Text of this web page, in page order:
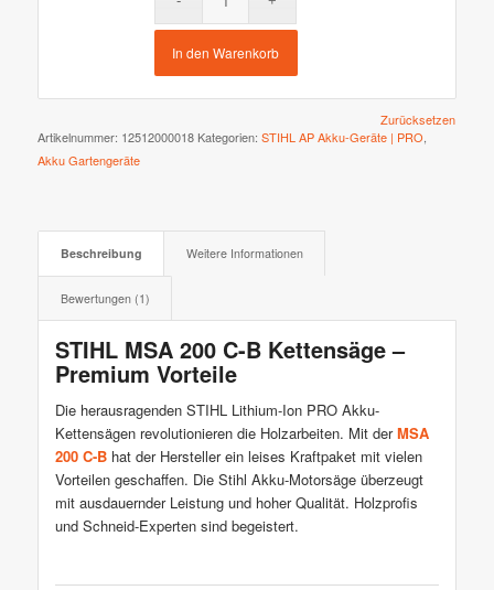
Zurücksetzen
In den Warenkorb
Artikelnummer: 12512000018 Kategorien: STIHL AP Akku-Geräte | PRO
Akku Gartengeräte
Beschreibung Weitere Informationen
Bewertungen (1)
STIHL MSA 200 C-B Kettensäge –
Premium Vorteile
Die herausragenden STIHL Lithium-Ion PRO Akku-
Kettensägen revolutionieren die Holzarbeiten. Mit derMSA
200 C-Bhat der Hersteller ein leises Kraftpaket mit vielen
Vorteilen geschaffen. Die Stihl Akku-Motorsäge überzeugt
mit ausdauernder Leistung und hoher Qualität. Holzprofis
und Schneid-Experten sind begeistert.